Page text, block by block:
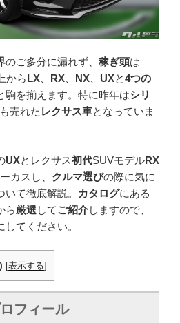
のご多分に漏れず、 稼ぎ頭は
からLX RX NX UXと4つの
駒を揃えます。特に昨年はシリ
売れた レクサス車となっていま
UXとレクサス初代SUVモデルRX
カスし、 クルマ選びの際に気に
いて徹底解説。 カタログにある
ら厳選 してご紹介しますので、
してください。
[表示する]
フィール